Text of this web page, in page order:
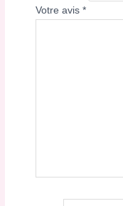
Votre avis*